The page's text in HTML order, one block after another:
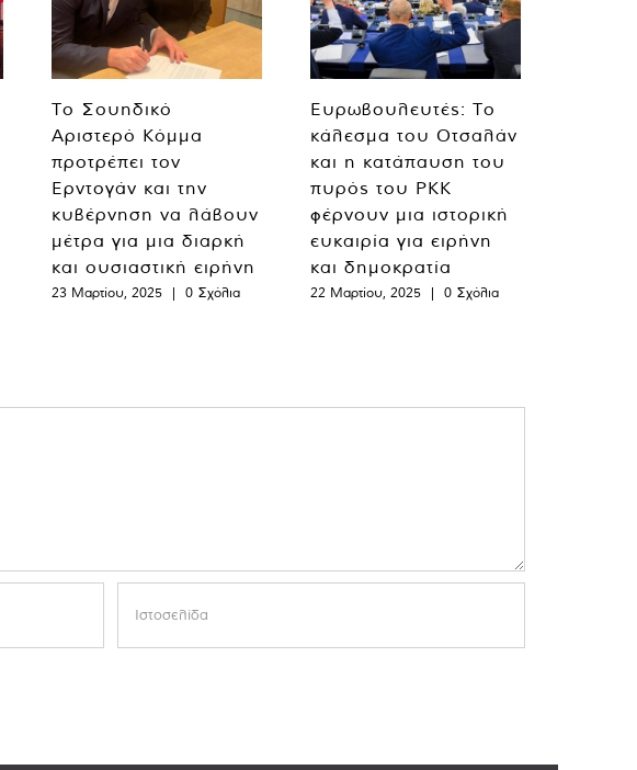
Το Σουηδικό
Αριστερό Κόμμα
προτρέπει τον
Ερντογάν και την
κυβέρνηση να λάβουν
μέτρα για μια διαρκή
και ουσιαστική ειρήνη
23 Μαρτίου, 2025 | 0 Σχόλια
Ευρωβουλευτές: Το
κάλεσμα του Οτσαλάν
και η κατάπαυση του
πυρός του PKK
φέρνουν μια ιστορική
ευκαιρία για ειρήνη
και δημοκρατία
22 Μαρτίου, 2025 | 0 Σχόλια